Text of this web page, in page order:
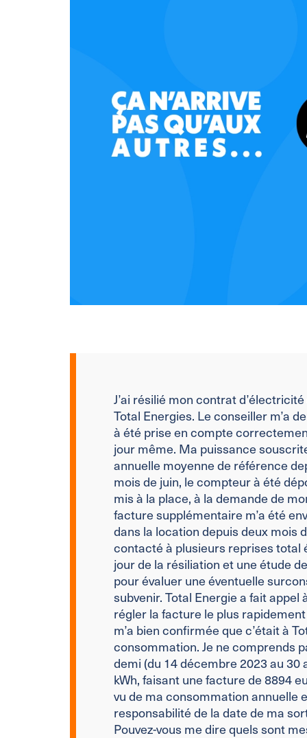
J’ai résilié mon contrat
Total Energies. Le conseiller m’a
à été prise en compte
jour même. Ma puissance
annuelle moyenne de référence
mois de juin, le compteur à été
mis à la place, à la demande de
facture supplémentaire m’a été
dans la location depuis deux mois
contacté à plusieurs reprises total
jour de la résiliation et une étude
pour évaluer une éventuelle
subvenir. Total Energie a fait appel
régler la facture le plus rapidement
m’a bien confirmée que c’était à
consommation. Je ne comprends
demi (du 14 décembre 2023 au 30
kWh, faisant une facture de 8894
vu de ma consommation annuelle
responsabilité de la date de ma
Pouvez-vous me dire quels sont